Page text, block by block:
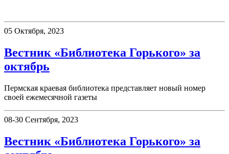
05 Октября, 2023
Вестник «Библиотека Горького» за
октябрь
Пермская краевая библиотека представляет новый номер
своей ежемесячной газеты
08-30 Сентября, 2023
Вестник «Библиотека Горького» за